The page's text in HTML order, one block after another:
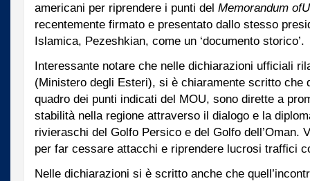
americani per riprendere i punti del Memorandum of
recentemente firmato e presentato dallo stesso
Islamica, Pezeshkian, come un ‘documento storico’.
Interessante notare che nelle dichiarazioni ufficiali
(Ministero degli Esteri), si è chiaramente scritto che
quadro dei punti indicati del MOU, sono dirette a
stabilità nella regione attraverso il dialogo e la
rivieraschi del Golfo Persico e del Golfo dell’Oman.
per far cessare attacchi e riprendere lucrosi traffici
Nelle dichiarazioni si è scritto anche che